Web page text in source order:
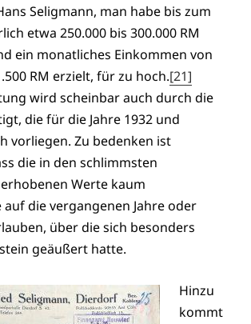
Seligmann, man habe bis zum
etwa 250.000 bis 300.000 RM
ein monatliches Einkommen von
RM erzielt, für zu hoch.[21]
wird scheinbar auch durch die
die für die Jahre 1932 und
vorliegen. Zu bedenken ist
die in den schlimmsten
Werte kaum
auf die vergangenen Jahre oder
über die sich besonders
geäußert hatte.
Hinzu
kommt